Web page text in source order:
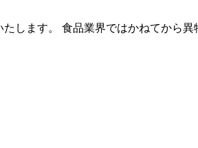
します。 食品業界ではかねてから